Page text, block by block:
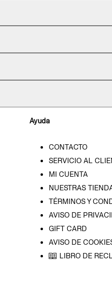
Ayuda
CONTACTO
SERVICIO AL
MI CUENTA
NUESTRAS
TÉRMINOS Y
AVISO DE
GIFT CARD
AVISO DE
LIBRO DE